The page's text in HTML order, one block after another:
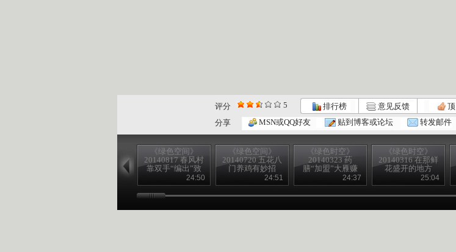
评分 5 排行榜 意见反馈 顶
分享
MSN或QQ好友 贴到博客或论坛 转发邮件
《绿色空间》
20140817 春风村
靠双手“编出”致
24:50
《绿色空间》
20140720 五花八
门养鸡有妙招
24:51
《绿色时空》
20140323 药
膳“加盟”大雁赚
得意外财富24:37
《绿色时空》
20140316 在那鲜
花盛开的地方
25:04